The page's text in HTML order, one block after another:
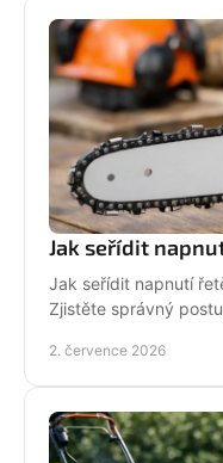
Jak seřídit
Jak seřídit napnutí
Zjistěte správný
2. července 2026